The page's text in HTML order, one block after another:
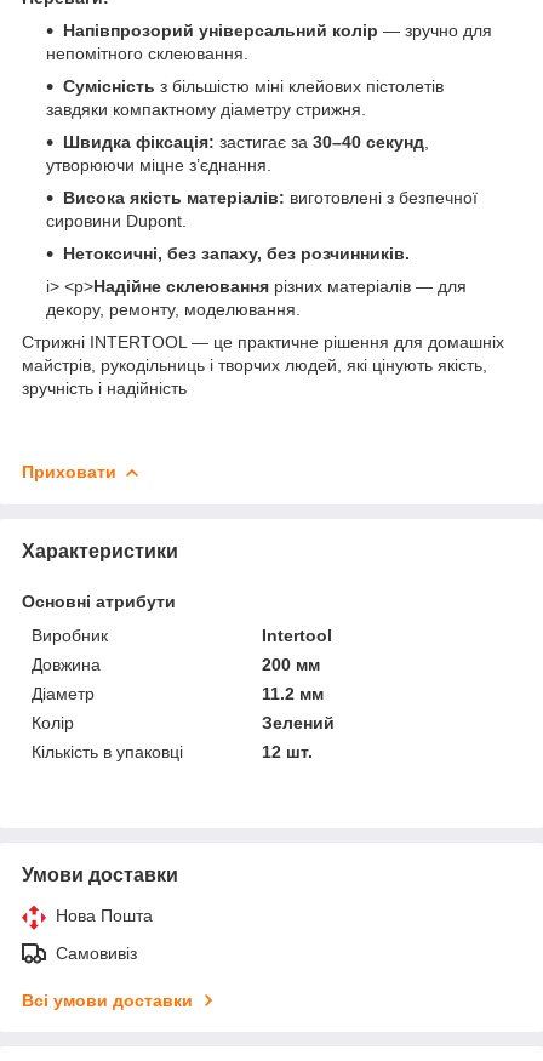
Напівпрозорий універсальний колір — зручно для
непомітного склеювання.
Сумісність з більшістю міні клейових пістолетів
завдяки компактному діаметру стрижня.
Швидка фіксація: застигає за 30–40 секунд
утворюючи міцне з’єднання.
Висока якість матеріалів: виготовлені з безпечної
сировини Dupont.
Нетоксичні, без запаху, без розчинників.
i> <p>Надійне склеювання різних матеріалів — для
декору, ремонту, моделювання.
Стрижні INTERTOOL — це практичне рішення для домашніх
майстрів, рукодільниць і творчих людей, які цінують якість,
зручність і надійність
Приховати
Характеристики
Основні атрибути
Виробник
Intertool
Довжина
200 мм
Діаметр
11.2 мм
Колір
Зелений
Кількість в упаковці
12 шт.
Умови доставки
Нова Пошта
Самовивіз
Всі умови доставки